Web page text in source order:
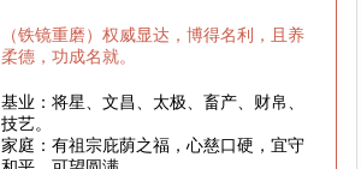
（铁镜重磨）权威显达，博得名利，且养
柔德，功成名就。
基业：将星、文昌、太极、畜产、财帛、
技艺。
家庭：有祖宗庇荫之福，心慈口硬，宜守